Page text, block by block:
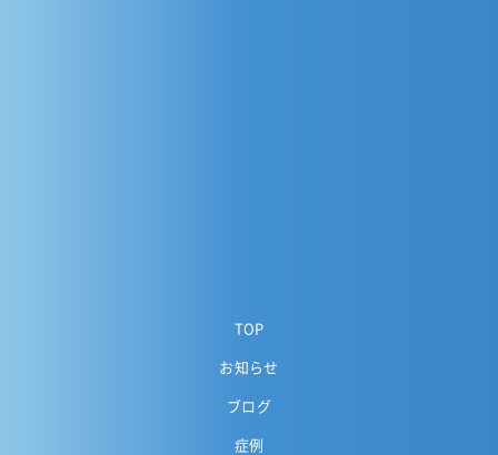
TOP
お知らせ
ブログ
症例